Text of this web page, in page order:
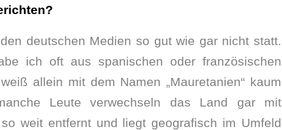
deutschen Medien so gut wie gar nicht statt.
ich oft aus spanischen oder französischen
allein mit dem Namen „Mauretanien“ kaum
Leute verwechseln das Land gar mit
weit entfernt und liegt geografisch im Umfeld